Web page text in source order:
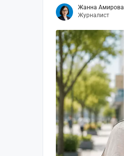
Жанна Амирова
Журналист